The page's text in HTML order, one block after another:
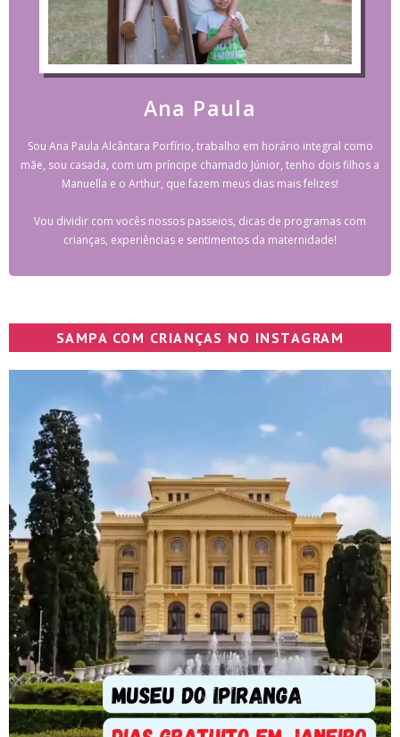
Ana Paula
Sou Ana Paula Alcântara Porfírio, trabalho em horário integral como
mãe, sou casada, com um príncipe chamado Júnior, tenho dois filhos a
Manuella e o Arthur, que fazem meus dias mais felizes!
Vou dividir com vocês nossos passeios, dicas de programas com
crianças, experiências e sentimentos da maternidade!
SAMPA COM CRIANÇAS NO INSTAGRAM